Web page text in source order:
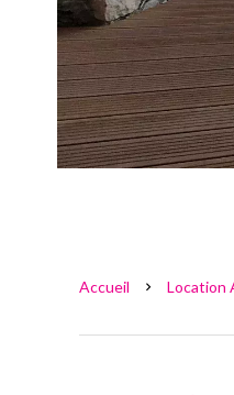
Accueil Location